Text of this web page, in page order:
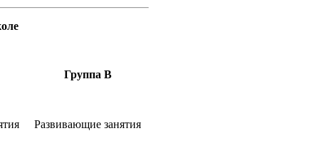
Группа В
Развивающие занятия